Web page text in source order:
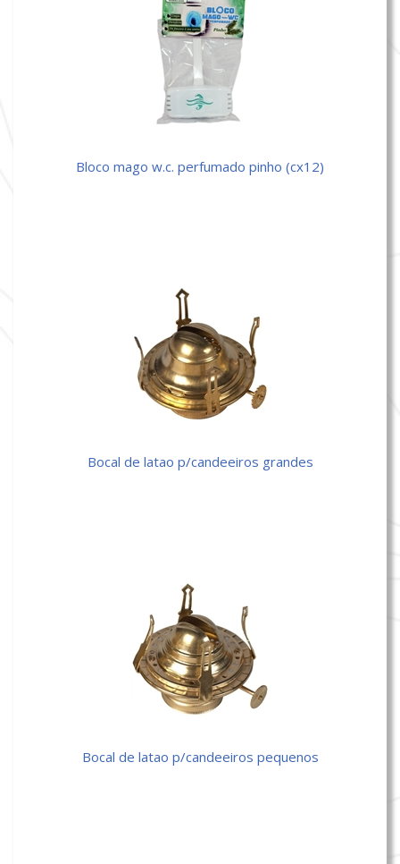
bloco mago w.c. perfumado pinho (cx12)
bocal de latao p/candeeiros grandes
bocal de latao p/candeeiros pequenos